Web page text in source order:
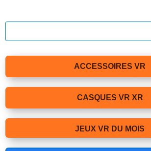
ACCESSOIRES VR
CASQUES VR XR
JEUX VR DU MOIS